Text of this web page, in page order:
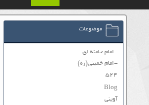
موضوعات
-امام خامنه ای
-امام خمینی(ره)
۵۲۴
Blog
آوینی